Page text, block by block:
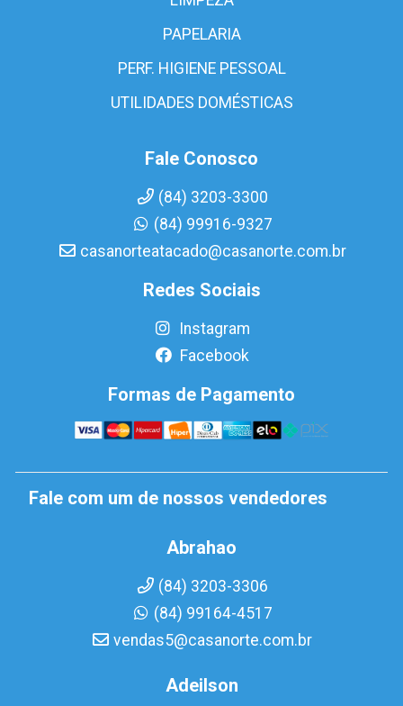
PAPELARIA
PERF. HIGIENE PESSOAL
UTILIDADES DOMÉSTICAS
Fale Conosco
(84) 3203-3300
(84) 99916-9327
casanorteatacado@casanorte.com.br
Redes Sociais
Instagram
Facebook
Formas de Pagamento
Fale com um de nossos vendedores
Abrahao
(84) 3203-3306
(84) 99164-4517
vendas5@casanorte.com.br
Adeilson